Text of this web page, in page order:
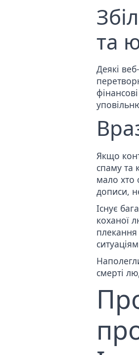
та
Деякі
Якщо
спаму та
мало хто
дописи,
Існує
коханої
смерті